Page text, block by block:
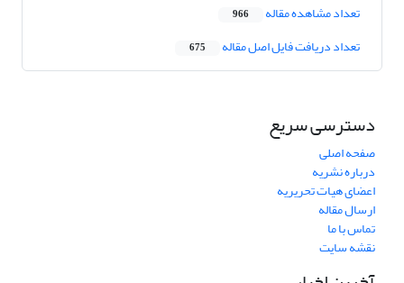
تعداد مشاهده مقاله 966
تعداد دریافت فایل اصل مقاله 675
دسترسی سریع
صفحه اصلی
درباره نشریه
اعضای هیات تحریریه
ارسال مقاله
تماس با ما
نقشه سایت